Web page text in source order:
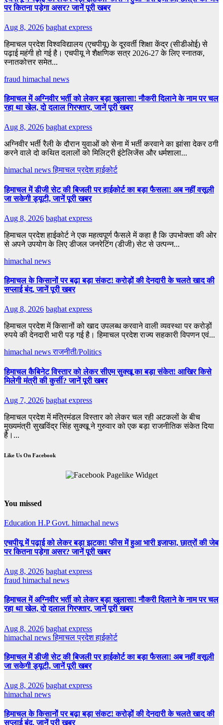
पर कितना पड़ेगा असर? जानें पूरी खबर
Aug 8, 2026 baghat express
हिमाचल प्रदेश विश्वविद्यालय (एचपीयू) के दूरवर्ती शिक्षा केंद्र (सीडीओई) से
पढ़ाई महंगी हो गई है। एचपीयू ने शैक्षणिक सत्र 2026-27 के लिए स्नातक,
स्नातकोत्तर समेत...
fraud himachal news
हिमाचल में अग्निवीर भर्ती को लेकर बड़ा खुलासा! नौकरी दिलाने के नाम पर चल
रहा था खेल, दो दलाल गिरफ्तार, जानें पूरी खबर
Aug 8, 2026 baghat express
अग्निवीर भर्ती रैली के दौरान युवाओं को सेना में भर्ती करवाने का झांसा देकर ठगी
करने वाले दो कथित दलालों को मिलिट्री इंटेलिजेंस और धर्मशाला...
himachal newsहिमाचल प्रदेश हाईकोर्ट
हिमाचल में डीजी सेट की बिजली पर हाईकोर्ट का बड़ा फैसला! अब नहीं वसूली
जा सकेगी ड्यूटी, जानें पूरी खबर
Aug 8, 2026 baghat express
हिमाचल प्रदेश हाईकोर्ट ने एक महत्वपूर्ण फैसले में कहा है कि उपभोक्ता की ओर
से अपने उपयोग के लिए डीजल जनरेटिंग (डीजी) सेट से उत्पन्न...
himachal news
हिमाचल के किसानों पर बढ़ा बड़ा संकट! करोड़ों की देनदारी के चलते खाद की
सप्लाई बंद, जानें पूरी खबर
Aug 8, 2026 baghat express
हिमाचल प्रदेश में किसानों को खाद उपलब्ध करवाने वाली व्यवस्था पर करोड़ों
रुपये की देनदारी भारी पड़ गई है। हिमाचल प्रदेश राज्य सहकारी विपणन एवं...
himachal newsराजनीती/Politics
हिमाचल कैबिनेट विस्तार को लेकर सीएम सुक्खू का बड़ा संकेत! आखिर किसे
मिलेगी मंत्री की कुर्सी? जानें पूरी खबर
Aug 7, 2026 baghat express
हिमाचल प्रदेश में मंत्रिमंडल विस्तार को लेकर चल रही अटकलों के बीच
मुख्यमंत्री सुखविंद्र सिंह सुक्खू ने गुरुवार को एक बड़ा राजनीतिक संकेत दिया
है।...
Like Us On Facebook
You missed
Education H.P Govt. himachal news
एचपीयू में पढ़ाई को लेकर बड़ा झटका! फीस में हुआ भारी इजाफा, छात्रों की जेब
पर कितना पड़ेगा असर? जानें पूरी खबर
Aug 8, 2026 baghat express
fraud himachal news
हिमाचल में अग्निवीर भर्ती को लेकर बड़ा खुलासा! नौकरी दिलाने के नाम पर चल
रहा था खेल, दो दलाल गिरफ्तार, जानें पूरी खबर
Aug 8, 2026 baghat express
himachal newsहिमाचल प्रदेश हाईकोर्ट
हिमाचल में डीजी सेट की बिजली पर हाईकोर्ट का बड़ा फैसला! अब नहीं वसूली
जा सकेगी ड्यूटी, जानें पूरी खबर
Aug 8, 2026 baghat express
himachal news
हिमाचल के किसानों पर बढ़ा बड़ा संकट! करोड़ों की देनदारी के चलते खाद की
सप्लाई बंद, जानें पूरी खबर